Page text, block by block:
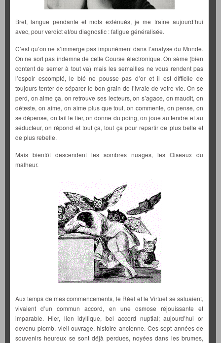
Bref, langue pendante et mots exténués, je me traîne aujourd’hui
avec, pour verdict et/ou diagnostic : fatigue généralisée.
C’est qu’on ne s’immerge pas impunément dans l’analyse du Monde.
On ne sort pas indemne de cette Course électronique. On sème (bien
content de semer à tout va) mais les semailles ne vous rendent pas
l’espoir escompté, le blé ne pousse pas d’or et il est difficile de
toujours tenter de séparer le bon grain de l’ivraie de votre vie. On se
perd, on aime ça, on retrouve ses lecteurs, on s’agace, on maudit, on
déteste, on aime, on aime plus que tout, on commente, on pense, on
se dépense, on fait le fier, on donne du poing, on joue au tendre et au
séducteur, on répond et tout ça, tout ça pour repartir de plus belle et
de plus rebelle.
Mais bientôt descendent les sombres nuages, les Oiseaux du
malheur.
Aux temps de mes commencements, le Réel et le Virtuel se saluaient,
vivaient d’un commun accord, en une osmose réjouissante et
imparable. Hier, lien idyllique, bel accord nuptial; aujourd’hui or
devenu plomb, vieil ouvrage, histoire ancienne. Ces sept années de
souvenirs heureux se sont déjà perdues, noyées dans les brumes,